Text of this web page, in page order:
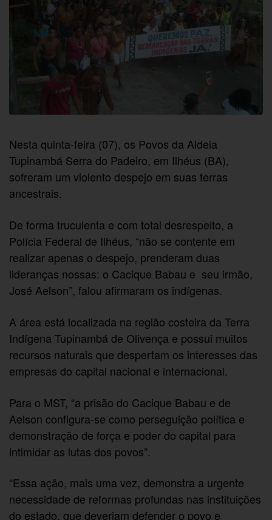
Nesta quinta-feira (07), os Povos da Aldeia
Tupinambá Serra do Padeiro, em Ilhéus (BA),
sofreram um violento despejo em suas terras
ancestrais.
De forma truculenta e com total desrespeito, a
Polícia Federal de Ilhéus, “não se contente em
realizar apenas o despejo, prenderam duas
lideranças nossas: o Cacique Babau e seu irmão,
José Aelson”, falou afirmaram os indígenas.
A área está localizada na região costeira da Terra
Indígena Tupinambá de Olivença e possui muitos
recursos naturais que despertam os interesses das
empresas do capital nacional e internacional.
Para o MST, “a prisão do Cacique Babau e de
Aelson configura-se como perseguição política e
demonstração de força e poder do capital para
intimidar as lutas dos povos”.
“Essa ação, mais uma vez, demonstra a urgente
necessidade de reformas profundas nas instituições
do estado, que deveriam defender o povo e